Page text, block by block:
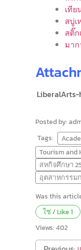
เที
สบู่
สติ๊
มา
Posted by:
Tags:
Tourism and
สหกิจศึกษา
อุตสาหกรรม
Was this
ใช่ / Like1
Views:402